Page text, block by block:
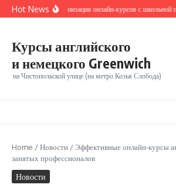
Перейти к содержанию
Hot NewsСинхронизация онлайн‑курсов с школьной
Курсы английского
и немецкого Greenwich
на Чистопольской улице (на метро Козья Слобода)
Home /Новости /Эффективные онлайн-курсы
занятых профессионалов
Новости